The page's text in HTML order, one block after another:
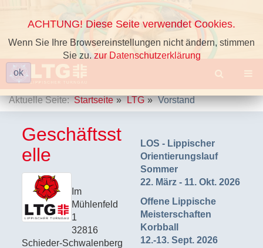
ACHTUNG! Diese Seite verwendet Cookies.
Wenn Sie Ihre Browsereinstellungen nicht ändern, stimmen
Sie zu.zur Datenschutzerklärung
ok
Aktuelle Seite:Startseite LTG Vorstand
Geschäftsst
elle
Im
Mühlenfeld
1
32816
Schieder-Schwalenberg
LOS - Lippischer
Orientierungslauf
Sommer
22. März - 11. Okt. 2026
Offene Lippische
Meisterschaften
Korbball
12.-13. Sept. 2026